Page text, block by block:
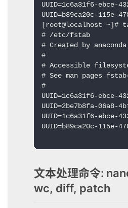
UUID=1c6a31f6-ebce-
UUID=b89ca20c-115e-
[root@localhost
# /etc/fstab
# Created by
#
# Accessible
# See man pages
#
UUID=1c6a31f6-ebce-
UUID=2be7b8fa-
UUID=1c6a31f6-ebce-
UUID=b89ca20c-115e-
文本处理命令:
wc, diff, patch